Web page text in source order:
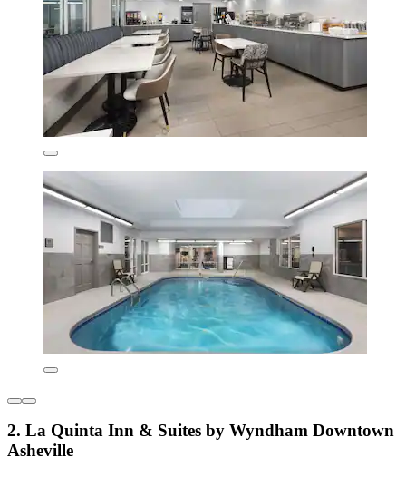
2. La Quinta Inn & Suites by Wyndham Downtown
Asheville